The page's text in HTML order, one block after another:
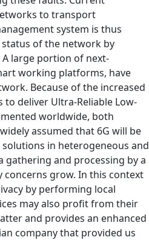
to transport
system is thus
of the network by
large portion of next-
working platforms, have
Because of the increased
deliver Ultra-Reliable Low-
worldwide, both
assumed that 6G will be
in heterogeneous and
gathering and processing by a
concerns grow. In this context
by performing local
may also profit from their
and provides an enhanced
company that provided us